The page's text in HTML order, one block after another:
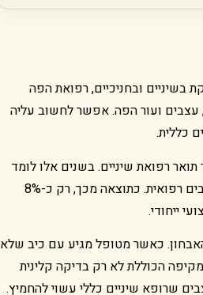
בשיניים ובחניכיים, רפואת הפה
ועור הפה. אפשר לחשוב עליה
כללית.
לאחר תואר רפואת שיניים. בשנים אלו לומד
המתמחה אבחון קליני מעמיק, פתולוגיה אוראלית, דימות מתקדם ועבודה עם חולים מורכבים רפואית. כתוצאה מכך, רק כ-8%
ייחודי.
כאשר מטופל מגיע עם כיב שלא
הכוללת לא רק בדיקה קלינית